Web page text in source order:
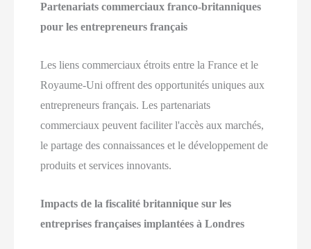
Partenariats commerciaux franco-britanniques
pour les entrepreneurs français
Les liens commerciaux étroits entre la France et le
Royaume-Uni offrent des opportunités uniques aux
entrepreneurs français. Les partenariats
commerciaux peuvent faciliter l'accès aux marchés,
le partage des connaissances et le développement de
produits et services innovants.
Impacts de la fiscalité britannique sur les
entreprises françaises implantées à Londres